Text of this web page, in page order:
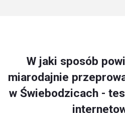
W jaki sposób
miarodajnie
w Świebodzicach -